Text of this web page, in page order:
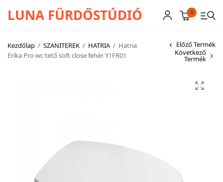
LUNA FÜRDŐSTÚDIÓ 0
Kezdőlap / SZANITEREK / HATRIA / Hatria
Erika Pro wc tető soft close fehér Y1FR01
Előző Termék
Következő
Termék
KABINOK – TÁLCÁK
TOVÁBBI TERMÉKEK